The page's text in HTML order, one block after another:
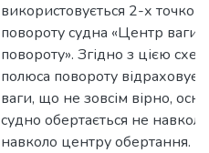
використовується 2-х
повороту судна «Центр ваги
повороту». Згідно з цією
полюса повороту
ваги, що не зовсім вірно,
судно обертається не
навколо центру обертання.